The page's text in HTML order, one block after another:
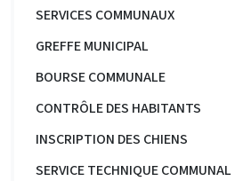
SERVICES COMMUNAUX
GREFFE MUNICIPAL
BOURSE COMMUNALE
CONTRÔLE DES HABITANTS
INSCRIPTION DES CHIENS
SERVICE TECHNIQUE COMMUNAL